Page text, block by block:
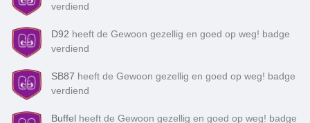
verdiend
D92 heeft de Gewoon gezellig en goed op weg! badge
verdiend
SB87 heeft de Gewoon gezellig en goed op weg! badge
verdiend
Buffel heeft de Gewoon gezellig en goed op weg! badge